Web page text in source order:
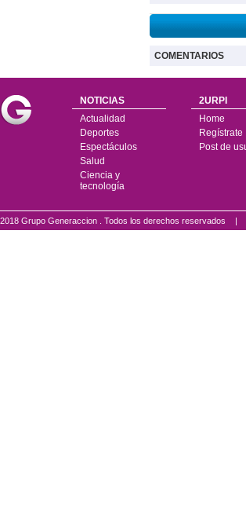
COMENTARIOS
NOTICIAS
Actualidad
Deportes
Espectáculos
Salud
Ciencia y
tecnología
2URPI
Home
Regístrate
Post de
2018 Grupo Generaccion . Todos los derechos reservados |